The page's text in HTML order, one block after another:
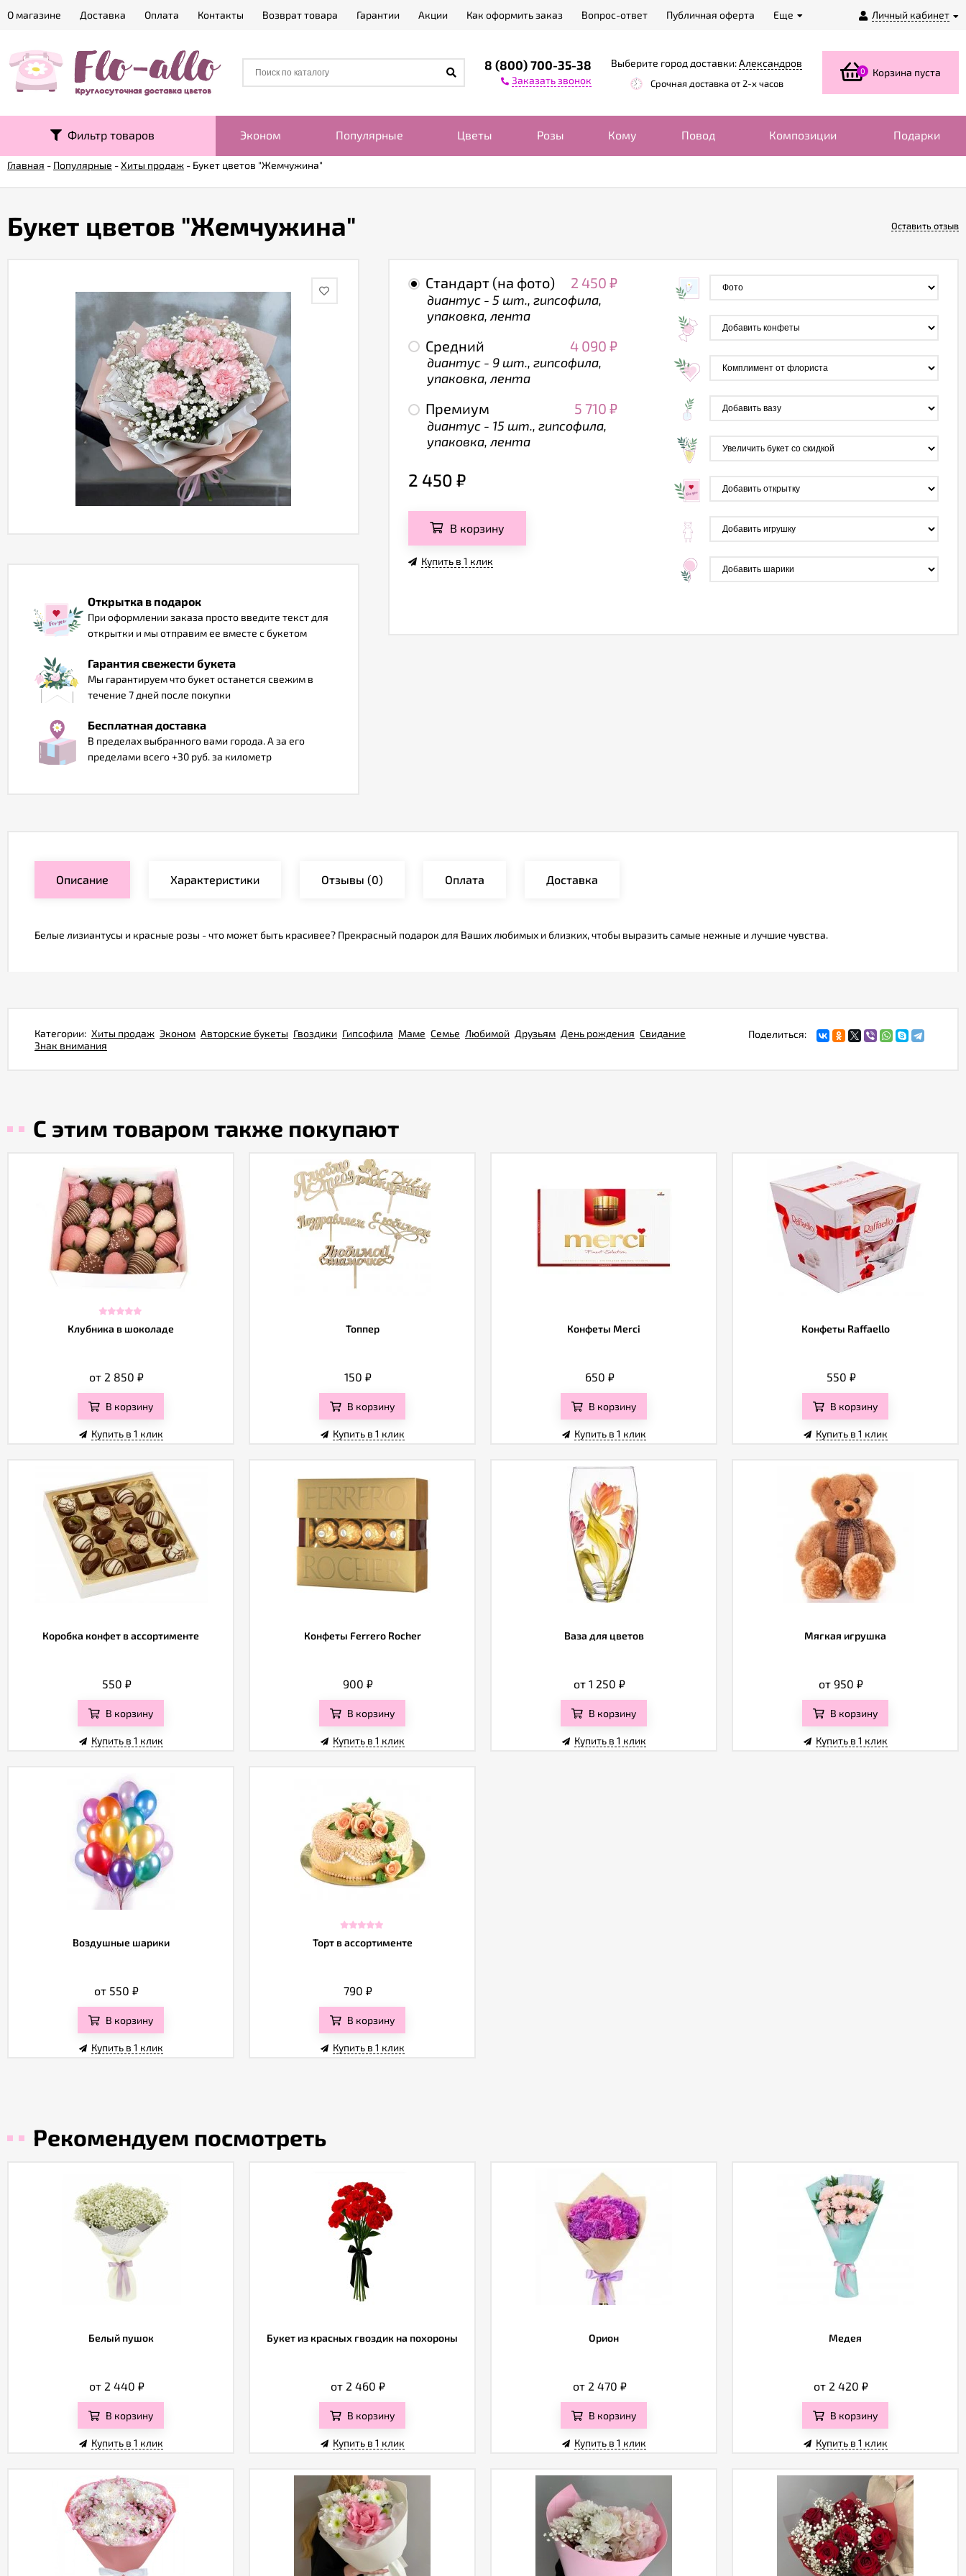
Личный кабинет
О магазине Доставка Оплата Контакты Возврат товара Гарантии Акции Как оформить заказ Вопрос-ответ Публичная оферта Еще
8 (800) 700-35-38
Заказать звонок
Выберите город доставки:Александров
Срочная доставка от 2-х часов
0 Корзина пуста
Фильтр товаров Эконом Популярные Цветы Розы Кому Повод Композиции Подарки
Главная - Популярные -Хиты продаж - Букет цветов "Жемчужина"
Букет цветов "Жемчужина" Оставить отзыв
Открытка в подарок
При оформлении заказа просто введите текст для
открытки и мы отправим ее вместе с букетом
Гарантия свежести букета
Мы гарантируем что букет останется свежим в
течение 7 дней после покупки
Бесплатная доставка
В пределах выбранного вами города. А за его
пределами всего +30 руб. за километр
Стандарт (на фото) 2 450 ₽
диантус - 5 шт., гипсофила,
упаковка, лента
Средний 4 090 ₽
диантус - 9 шт., гипсофила,
упаковка, лента
Премиум 5 710 ₽
диантус - 15 шт., гипсофила,
упаковка, лента
2 450 ₽
В корзину
Купить в 1 клик
Описание Характеристики Отзывы (0) Оплата Доставка
Белые лизиантусы и красные розы - что может быть красивее? Прекрасный подарок для Ваших любимых и близких, чтобы выразить самые нежные и лучшие чувства.
Поделиться:
Категории: Хиты продаж Эконом Авторские букеты Гвоздики Гипсофила Маме Семье Любимой Друзьям День рождения Свидание
Знак внимания
С этим товаром также покупают
Клубника в шоколаде
от 2 850 ₽
В корзину
Купить в 1 клик
Топпер
150 ₽
В корзину
Купить в 1 клик
Конфеты Merci
650 ₽
В корзину
Купить в 1 клик
Конфеты Raffaello
550 ₽
В корзину
Купить в 1 клик
Коробка конфет в ассортименте
550 ₽
В корзину
Купить в 1 клик
Конфеты Ferrero Rocher
900 ₽
В корзину
Купить в 1 клик
Ваза для цветов
от 1 250 ₽
В корзину
Купить в 1 клик
Мягкая игрушка
от 950 ₽
В корзину
Купить в 1 клик
Воздушные шарики
от 550 ₽
В корзину
Купить в 1 клик
Торт в ассортименте
790 ₽
В корзину
Купить в 1 клик
Рекомендуем посмотреть
Белый пушок
от 2 440 ₽
В корзину
Купить в 1 клик
Букет из красных гвоздик на похороны
от 2 460 ₽
В корзину
Купить в 1 клик
Орион
от 2 470 ₽
В корзину
Купить в 1 клик
Медея
от 2 420 ₽
В корзину
Купить в 1 клик